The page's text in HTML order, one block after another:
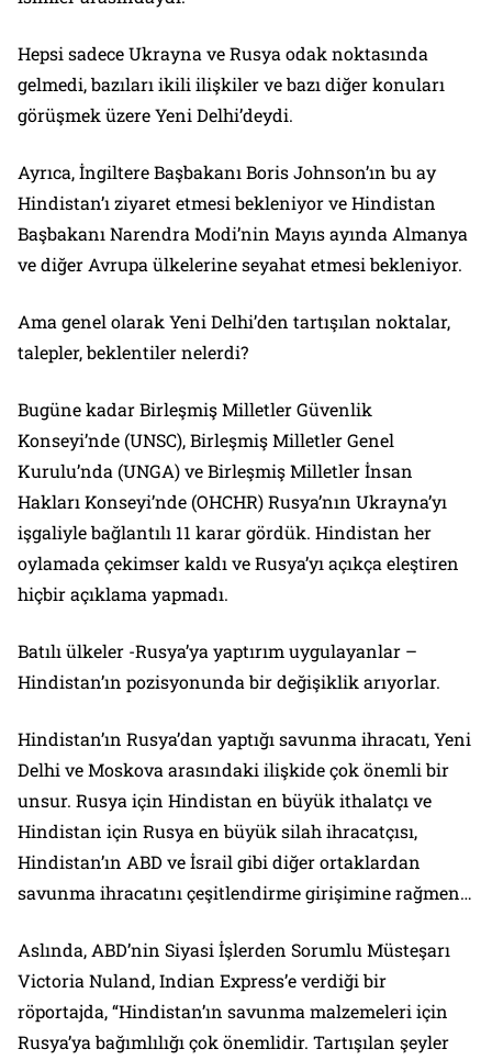
Hepsi sadece Ukrayna ve Rusya odak noktasında
gelmedi, bazıları ikili ilişkiler ve bazı diğer konuları
görüşmek üzere Yeni Delhi’deydi.
Ayrıca, İngiltere Başbakanı Boris Johnson’ın bu ay
Hindistan’ı ziyaret etmesi bekleniyor ve Hindistan
Başbakanı Narendra Modi’nin Mayıs ayında Almanya
ve diğer Avrupa ülkelerine seyahat etmesi bekleniyor.
Ama genel olarak Yeni Delhi’den tartışılan noktalar,
talepler, beklentiler nelerdi?
Bugüne kadar Birleşmiş Milletler Güvenlik
Konseyi’nde (UNSC), Birleşmiş Milletler Genel
Kurulu’nda (UNGA) ve Birleşmiş Milletler İnsan
Hakları Konseyi’nde (OHCHR) Rusya’nın Ukrayna’yı
işgaliyle bağlantılı 11 karar gördük. Hindistan her
oylamada çekimser kaldı ve Rusya’yı açıkça eleştiren
hiçbir açıklama yapmadı.
Batılı ülkeler -Rusya’ya yaptırım uygulayanlar –
Hindistan’ın pozisyonunda bir değişiklik arıyorlar.
Hindistan’ın Rusya’dan yaptığı savunma ihracatı, Yeni
Delhi ve Moskova arasındaki ilişkide çok önemli bir
unsur. Rusya için Hindistan en büyük ithalatçı ve
Hindistan için Rusya en büyük silah ihracatçısı,
Hindistan’ın ABD ve İsrail gibi diğer ortaklardan
savunma ihracatını çeşitlendirme girişimine rağmen…
Aslında, ABD’nin Siyasi İşlerden Sorumlu Müsteşarı
Victoria Nuland, Indian Express’e verdiği bir
röportajda, “Hindistan’ın savunma malzemeleri için
Rusya’ya bağımlılığı çok önemlidir. Tartışılan şeyler